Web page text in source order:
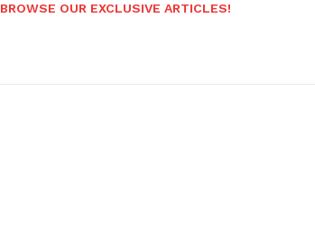
BROWSE OUR EXCLUSIVE ARTICLES!